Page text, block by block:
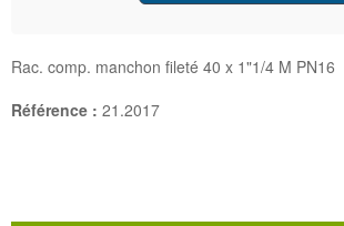
Rac. comp. manchon fileté 40 x 1"1/4 M PN16
Référence : 21.2017